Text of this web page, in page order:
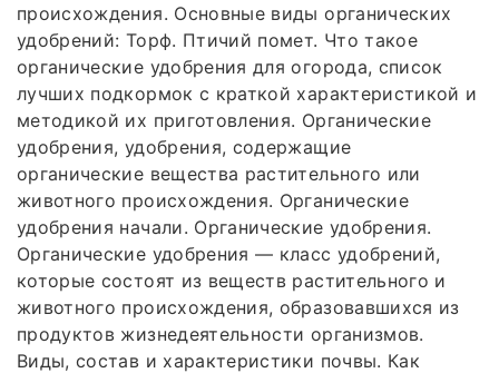
происхождения. Основные виды органических
удобрений: Торф. Птичий помет. Что такое
органические удобрения для огорода, список
лучших подкормок с краткой характеристикой и
методикой их приготовления. Органические
удобрения, удобрения, содержащие
органические вещества растительного или
животного происхождения. Органические
удобрения начали. Органические удобрения.
Органические удобрения — класс удобрений,
которые состоят из веществ растительного и
животного происхождения, образовавшихся из
продуктов жизнедеятельности организмов.
Виды, состав и характеристики почвы. Как